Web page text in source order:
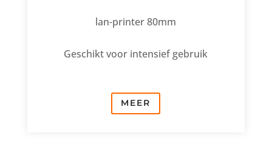
lan-printer 80mm
Geschikt voor intensief gebruik
MEER